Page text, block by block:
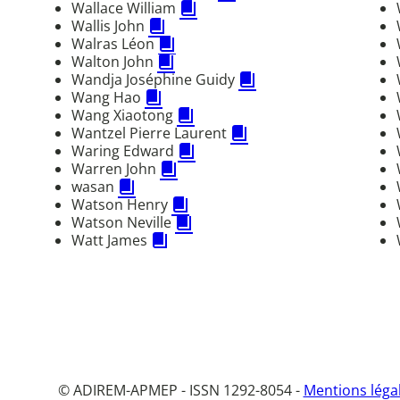
Wallace William
Wallis John
Walras Léon
Walton John
Wandja Joséphine Guidy
Wang Hao
Wang Xiaotong
Wantzel Pierre Laurent
Waring Edward
Warren John
wasan
Watson Henry
Watson Neville
Watt James
© ADIREM-APMEP - ISSN 1292-8054 - Mentions